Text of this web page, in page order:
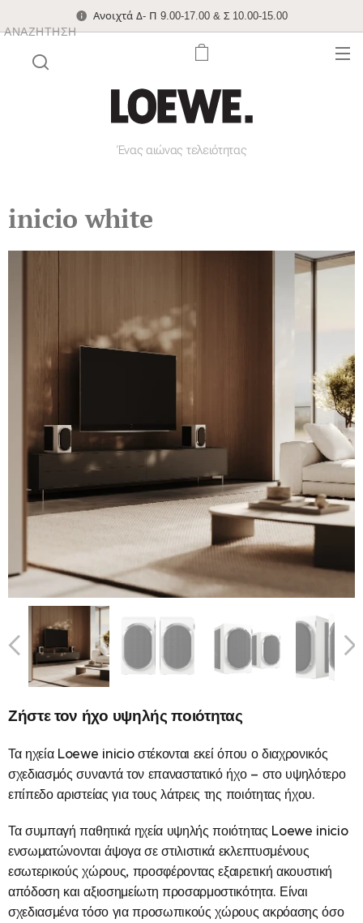
Ανοιχτά Δ- Π 9.00-17.00 & Σ 10.00-15.00
Ένας αιώνας τελειότητας
ΑΝΑΖΉΤΗΣΗ
inicio white
Ζήστε τον ήχο υψηλής ποιότητας
Τα ηχεία Loewe inicio στέκονται εκεί όπου ο διαχρονικός
σχεδιασμός συναντά τον επαναστατικό ήχο – στο υψηλότερο
επίπεδο αριστείας για τους λάτρεις της ποιότητας ήχου.
Τα συμπαγή παθητικά ηχεία υψηλής ποιότητας Loewe inicio
ενσωματώνονται άψογα σε στιλιστικά εκλεπτυσμένους
εσωτερικούς χώρους, προσφέροντας εξαιρετική ακουστική
απόδοση και αξιοσημείωτη προσαρμοστικότητα. Είναι
σχεδιασμένα τόσο για προσωπικούς χώρους ακρόασης όσο